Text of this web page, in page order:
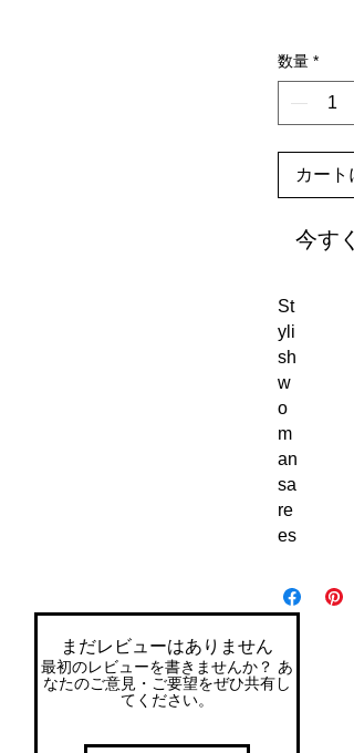
数量 *
カート
今す
St
yli
sh
w
o
m
an
sa
re
まだレビューはありません
最初のレビューを書きませんか？ あ
なたのご意見・ご要望をぜひ共有し
てください。